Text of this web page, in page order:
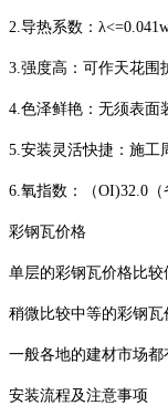
2.导热系数：
3.强度高：可作天花围
4.色泽鲜艳：无须表面
5.安装灵活快捷：施工
6.氧指数：（OI)32.0（
彩钢瓦价格
单层的彩钢瓦价格比
稍微比较中等的彩钢瓦
一般各地的建材市场都
安装流程及注意事项